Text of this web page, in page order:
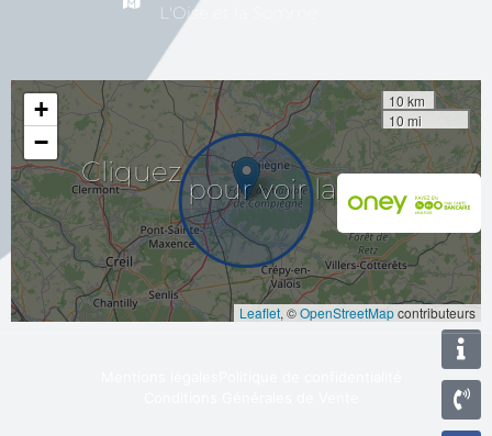
L'Oise et la Somme
Cliquez pour voir la carte
+
−
10 km
10 mi
Leaflet, ©OpenStreetMapcontributeurs